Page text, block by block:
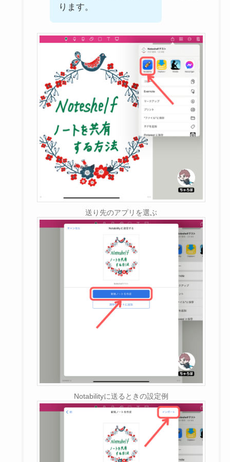
ります。
送り先のアプリを選ぶ
Notabilityに送るときの設定例